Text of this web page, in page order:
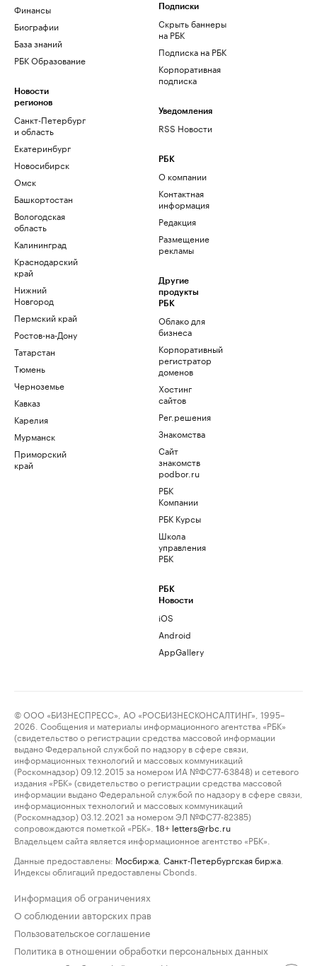
Финансы
Биографии
База знаний
РБК Образование
Новости
регионов
Санкт-Петербург
и область
Екатеринбург
Новосибирск
Омск
Башкортостан
Вологодская
область
Калининград
Краснодарский
край
Нижний
Новгород
Пермский край
Ростов-на-Дону
Татарстан
Тюмень
Черноземье
Кавказ
Карелия
Мурманск
Приморский
край
Подписки
Скрыть баннеры
на РБК
Подписка на РБК
Корпоративная
подписка
Уведомления
RSS Новости
РБК
О компании
Контактная
информация
Редакция
Размещение
рекламы
Другие
продукты
РБК
Облако для
бизнеса
Корпоративный
регистратор
доменов
Хостинг
сайтов
Рег.решения
Знакомства
Сайт
знакомств
podbor.ru
РБК
Компании
РБК Курсы
Школа
управления
РБК
РБК
Новости
iOS
Android
AppGallery
© ООО «БИЗНЕСПРЕСС», АО «РОСБИЗНЕСКОНСАЛТИНГ», 1995–
2026. Сообщения и материалы информационного агентства «РБК»
(свидетельство о регистрации средства массовой информации
выдано Федеральной службой по надзору в сфере связи,
информационных технологий и массовых коммуникаций
(Роскомнадзор) 09.12.2015 за номером ИА №ФС77-63848) и сетевого
издания «РБК» (свидетельство о регистрации средства массовой
информации выдано Федеральной службой по надзору в сфере связи,
информационных технологий и массовых коммуникаций
(Роскомнадзор) 03.12.2021 за номером ЭЛ №ФС77-82385)
сопровождаются пометкой «РБК».
18+ letters@rbc.ru
Владельцем сайта является информационное агентство «РБК».
Данные предоставлены: Мосбиржа Санкт-Петербургская биржа
Индексы облигаций предоставлены Cbonds.
Информация об ограничениях
О соблюдении авторских прав
Пользовательское соглашение
Политика в отношении обработки персональных данных